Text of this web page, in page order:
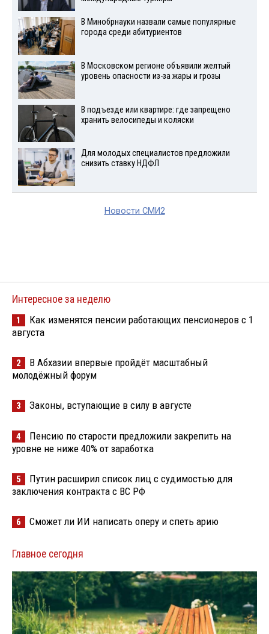
В Минобрнауки назвали самые популярные
города среди абитуриентов
В Московском регионе объявили желтый
уровень опасности из-за жары и грозы
В подъезде или квартире: где запрещено
хранить велосипеды и коляски
Для молодых специалистов предложили
снизить ставку НДФЛ
Новости СМИ2
Интересное за неделю
1
Как изменятся пенсии работающих пенсионеров с 1
августа
2
В Абхазии впервые пройдёт масштабный
молодёжный форум
3 Законы, вступающие в силу в августе
4
Пенсию по старости предложили закрепить на
уровне не ниже 40% от заработка
5
Путин расширил список лиц с судимостью для
заключения контракта с ВС РФ
6 Сможет ли ИИ написать оперу и спеть арию
Главное сегодня